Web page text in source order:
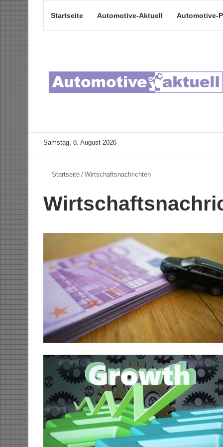
Startseite Automotive-Aktuell Automotive-
Samstag, 8. August 2026
Startseite / Wirtschaftsnachrichten